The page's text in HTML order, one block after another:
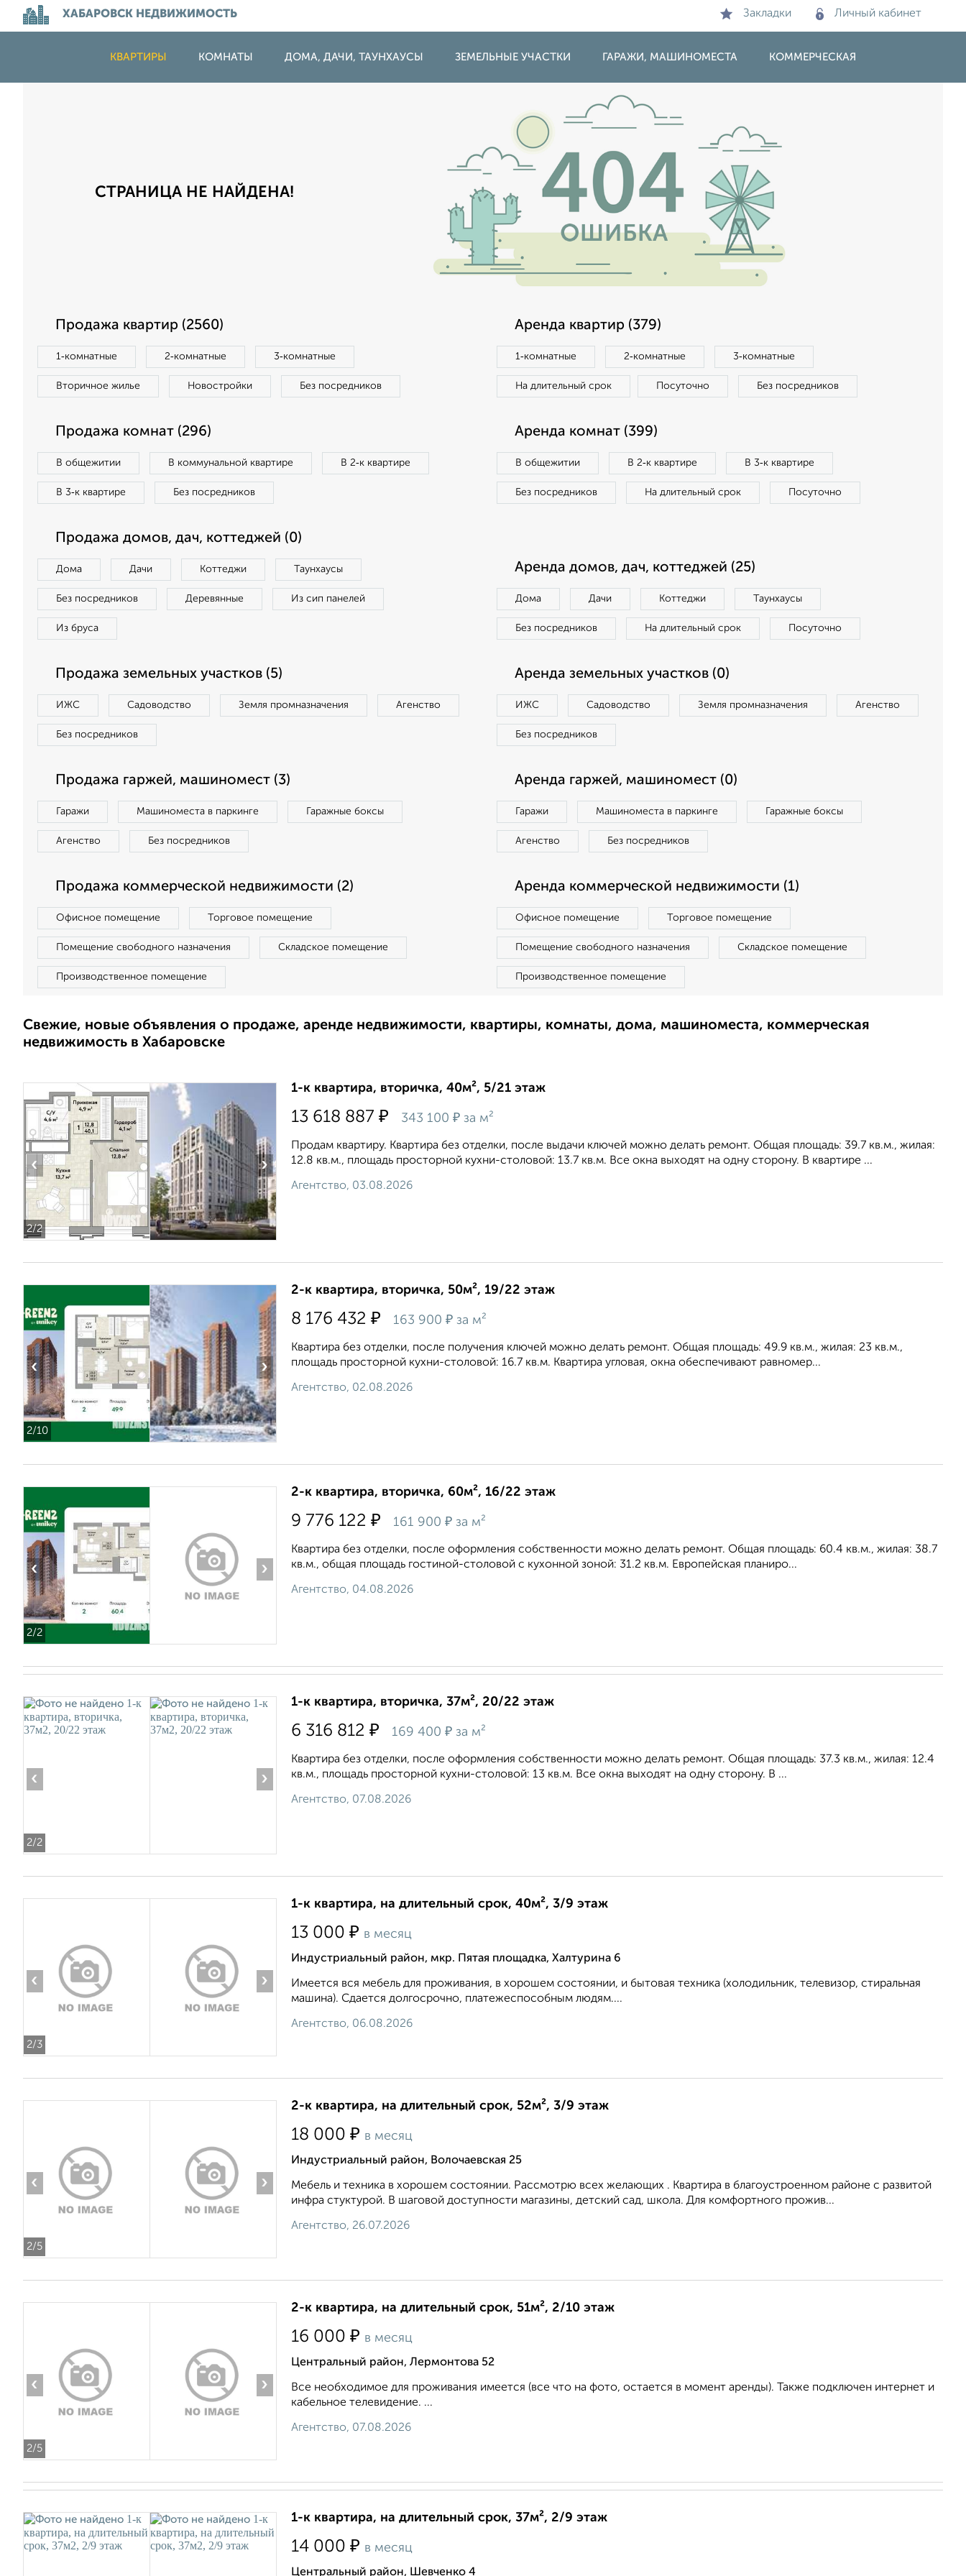
ХАБАРОВСК НЕДВИЖИМОСТЬ Закладки Личный кабинет
КВАРТИРЫ КОМНАТЫ ДОМА, ДАЧИ, ТАУНХАУСЫ ЗЕМЕЛЬНЫЕ УЧАСТКИ ГАРАЖИ, МАШИНОМЕСТА КОММЕРЧЕСКАЯ
СТРАНИЦА НЕ НАЙДЕНА!
Продажа квартир (2560)
1‑комнатные 2‑комнатные 3‑комнатные
Вторичное жилье Новостройки Без посредников
Аренда квартир (379)
1‑комнатные 2‑комнатные 3‑комнатные
На длительный срок Посуточно Без посредников
Продажа комнат (296)
В общежитии В коммунальной квартире В 2‑к квартире
В 3‑к квартире Без посредников
Аренда комнат (399)
В общежитии В 2‑к квартире В 3‑к квартире
Без посредников На длительный срок Посуточно
Продажа домов, дач, коттеджей (0)
Дома Дачи Коттеджи Таунхаусы
Без посредников Деревянные Из сип панелей
Из бруса
Аренда домов, дач, коттеджей (25)
Дома Дачи Коттеджи Таунхаусы
Без посредников На длительный срок Посуточно
Продажа земельных участков (5)
ИЖС Садоводство Земля промназначения Агенство
Без посредников
Аренда земельных участков (0)
ИЖС Садоводство Земля промназначения Агенство
Без посредников
Продажа гаржей, машиномест (3)
Гаражи Машиноместа в паркинге Гаражные боксы
Агенство Без посредников
Аренда гаржей, машиномест (0)
Гаражи Машиноместа в паркинге Гаражные боксы
Агенство Без посредников
Продажа коммерческой недвижимости (2)
Офисное помещение Торговое помещение
Помещение свободного назначения Складское помещение
Производственное помещение
Аренда коммерческой недвижимости (1)
Офисное помещение Торговое помещение
Помещение свободного назначения Складское помещение
Производственное помещение
Свежие, новые объявления о продаже, аренде недвижимости, квартиры, комнаты, дома, машиноместа, коммерческая
недвижимость в Хабаровске
2/2
‹ ›
1-к квартира, вторичка, 40м², 5/21 этаж
13 618 887 ₽ 343 100 ₽ за м²
Продам квартиру. Квартира без отделки, после выдачи ключей можно делать ремонт. Общая площадь: 39.7 кв.м., жилая:
12.8 кв.м., площадь просторной кухни-столовой: 13.7 кв.м. Все окна выходят на одну сторону. В квартире ...
Агентство, 03.08.2026
2/10
‹ ›
2-к квартира, вторичка, 50м², 19/22 этаж
8 176 432 ₽ 163 900 ₽ за м²
Квартира без отделки, после получения ключей можно делать ремонт. Общая площадь: 49.9 кв.м., жилая: 23 кв.м.,
площадь просторной кухни-столовой: 16.7 кв.м. Квартира угловая, окна oбecпeчивaют paвнoмep...
Агентство, 02.08.2026
2/2
‹ ›
2-к квартира, вторичка, 60м², 16/22 этаж
9 776 122 ₽ 161 900 ₽ за м²
Квартира без отделки, после оформления собственности можно делать ремонт. Общая площадь: 60.4 кв.м., жилая: 38.7
кв.м., общая площадь гостиной-столовой с кухонной зоной: 31.2 кв.м. Европейская планиро...
Агентство, 04.08.2026
2/2
‹ ›
1-к квартира, вторичка, 37м², 20/22 этаж
6 316 812 ₽ 169 400 ₽ за м²
Квартира без отделки, после оформления собственности можно делать ремонт. Общая площадь: 37.3 кв.м., жилая: 12.4
кв.м., площадь просторной кухни-столовой: 13 кв.м. Все окна выходят на одну сторону. В ...
Агентство, 07.08.2026
2/3
‹ ›
1-к квартира, на длительный срок, 40м², 3/9 этаж
13 000 ₽ в месяц
Индустриальный район, мкр. Пятая площадка, Халтурина 6
Имеется вся мебель для проживания, в хорошем состоянии, и бытовая техника (холодильник, телевизор, стиральная
машина). Сдается долгосрочно, платежеспособным людям....
Агентство, 06.08.2026
2/5
‹ ›
2-к квартира, на длительный срок, 52м², 3/9 этаж
18 000 ₽ в месяц
Индустриальный район, Волочаевская 25
Мебель и техника в хорошем состоянии. Рассмотрю всех желающих . Квартира в благоустроенном районе с развитой
инфра стуктурой. В шаговой доступности магазины, детский сад, школа. Для комфортного прожив...
Агентство, 26.07.2026
2/5
‹ ›
2-к квартира, на длительный срок, 51м², 2/10 этаж
16 000 ₽ в месяц
Центральный район, Лермонтова 52
Все необходимое для проживания имеется (все что на фото, остается в момент аренды). Также подключен интернет и
кабельное телевидение. ...
Агентство, 07.08.2026
1-к квартира, на длительный срок, 37м², 2/9 этаж
14 000 ₽ в месяц
Центральный район, Шевченко 4